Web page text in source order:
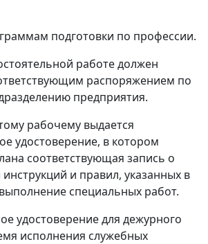
подготовки по профессии.
работе должен
распоряжением по
предприятия.
рабочему выдается
удостоверение, в котором
соответствующая запись о
и правил, указанных в
специальных работ.
удостоверение для дежурного
исполнения служебных